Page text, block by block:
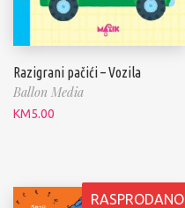
Razigrani pačići – Vozila
Ballon Media
KM5.00
RASPRODANO